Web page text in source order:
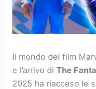
Il mondo dei film
e l’arrivo diThe
2025 ha riacceso le